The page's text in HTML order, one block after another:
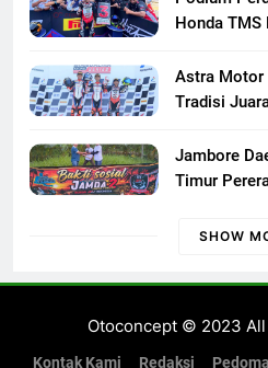
Honda
Honda TMS
Astra Motor
Tradisi
Jambore
Timur
diSHOW
Otoconcept © 2023
Kontak Kami Redaksi